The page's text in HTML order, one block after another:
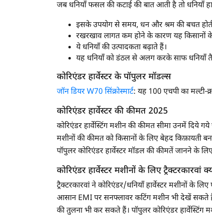
जब धनियाँ फसल की कटाई की बात आती है तो धनियाँ
इसके उपयोग से समय, धन और श्रम की बचत
रखरखाव लागत कम होने के कारण यह किसानों के
ये धनियाँ की उत्पादकता बढ़ाते हैं।
यह धनियाँ को डंठल से अलग करके साफ धनियाँ
कोरिएंडर हार्वेस्टर के पॉपुलर मॉडल्स
जॉन डियर W70 सिंक्रोस्मार्ट: यह 100 एचपी का मल्टी-
कोरिएंडर हार्वेस्टर की कीमत 2025
कोरिएंडर हार्वेस्टिंग मशीन की कीमत सीमा उनमें दिये
मशीनों की कीमत को किसानों के लिए बेहद किफ़ायती
पॉपुलर कोरिएंडर हार्वेस्टर मॉडल की कीमतें जानने के
कोरिएंडर हार्वेस्टर मशीनों के लिए ट्रैक्टरकारवां
ट्रैक्टरकारवां ने कोरिएंडर/धनियाँ हार्वेस्टर मशीनों के
आसान EMI पर सनफ्लावर कटिंग मशीन भी देखें सकते
की तुलना भी कर सकते हैं। पॉपुलर कोरिएंडर हार्वेस्टिंग